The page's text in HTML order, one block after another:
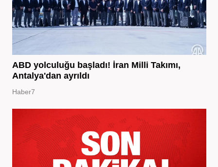
ABD yolculuğu başladı! İran Milli Takımı,
Antalya'dan ayrıldı
Haber7